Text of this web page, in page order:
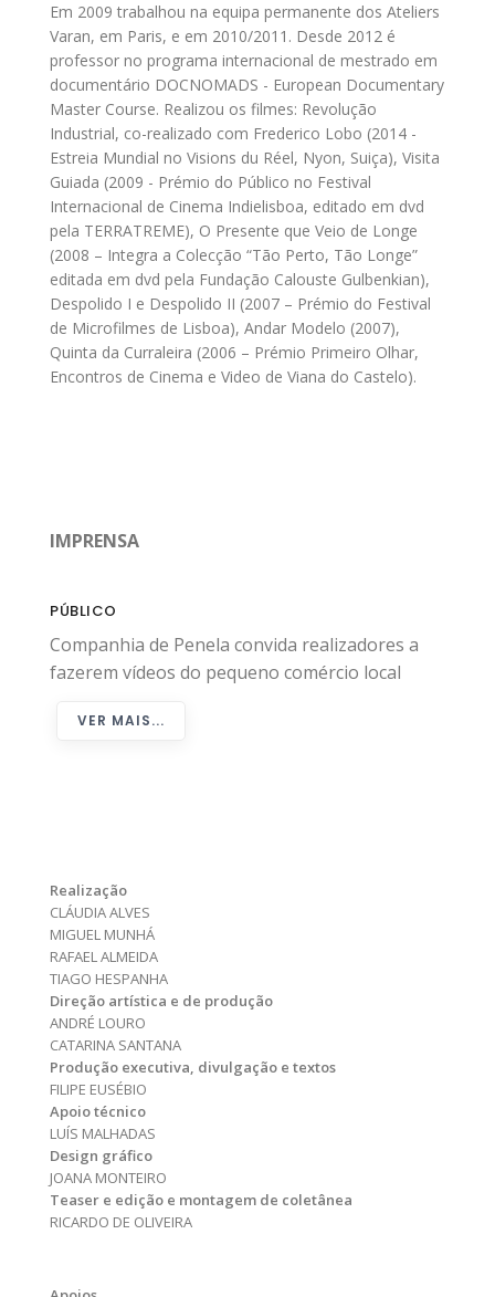
Em 2009 trabalhou na equipa permanente dos Ateliers
Varan, em Paris, e em 2010/2011. Desde 2012 é
professor no programa internacional de mestrado em
documentário DOCNOMADS - European Documentary
Master Course. Realizou os filmes: Revolução
Industrial, co-realizado com Frederico Lobo (2014 -
Estreia Mundial no Visions du Réel, Nyon, Suiça), Visita
Guiada (2009 - Prémio do Público no Festival
Internacional de Cinema Indielisboa, editado em dvd
pela TERRATREME), O Presente que Veio de Longe
(2008 – Integra a Colecção “Tão Perto, Tão Longe”
editada em dvd pela Fundação Calouste Gulbenkian),
Despolido I e Despolido II (2007 – Prémio do Festival
de Microfilmes de Lisboa), Andar Modelo (2007),
Quinta da Curraleira (2006 – Prémio Primeiro Olhar,
Encontros de Cinema e Video de Viana do Castelo).
IMPRENSA
PÚBLICO
Companhia de Penela convida realizadores a
fazerem vídeos do pequeno comércio local
VER MAIS...
Realização
CLÁUDIA ALVES
MIGUEL MUNHÁ
RAFAEL ALMEIDA
TIAGO HESPANHA
Direção artística e de produção
ANDRÉ LOURO
CATARINA SANTANA
Produção executiva, divulgação e textos
FILIPE EUSÉBIO
Apoio técnico
LUÍS MALHADAS
Design gráfico
JOANA MONTEIRO
Teaser e edição e montagem de coletânea
RICARDO DE OLIVEIRA